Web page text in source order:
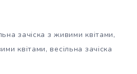
зачіска з живими квітами,
квітами, весільна зачіска